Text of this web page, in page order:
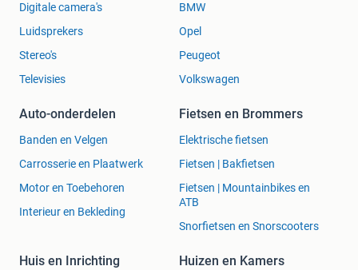
Digitale camera's
Luidsprekers
Stereo's
Televisies
BMW
Opel
Peugeot
Volkswagen
Auto-onderdelen
Banden en Velgen
Carrosserie en Plaatwerk
Motor en Toebehoren
Interieur en Bekleding
Fietsen en Brommers
Elektrische fietsen
Fietsen | Bakfietsen
Fietsen | Mountainbikes en
ATB
Snorfietsen en Snorscooters
Huis en Inrichting Huizen en Kamers